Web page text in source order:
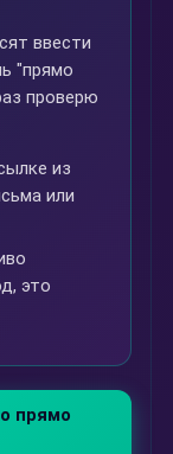
ввести
"прямо
проверю
из
или
это
прямо